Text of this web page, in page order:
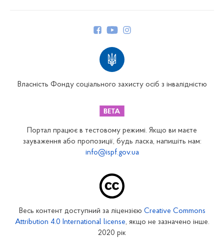
Закарпатське відділення
Запорізьке відділення
Кіровоградське відділення
Власність Фонду соціального захисту осіб з інвалідністю
Портал працює в тестовому режимі. Якщо ви маєте
зауваження або пропозиції, будь ласка, напишіть нам:
info@ispf.gov.ua
Весь контент доступний за ліцензією Creative Commons
Attribution 4.0 International license, якщо не зазначено інше.
2020 рік